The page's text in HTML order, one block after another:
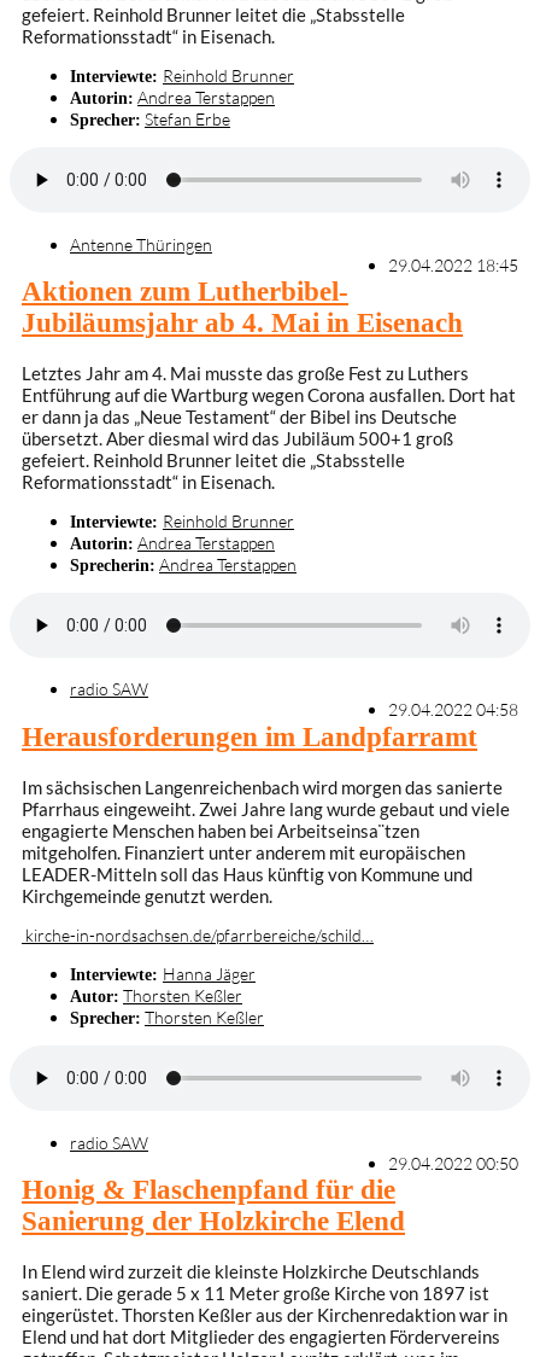
gefeiert. Reinhold Brunner leitet die „Stabsstelle
Reformationsstadt“ in Eisenach.
Interviewte: Reinhold Brunner
Autorin: Andrea Terstappen
Sprecher: Stefan Erbe
Antenne Thüringen
29.04.2022 18:45
Aktionen zum Lutherbibel-
Jubiläumsjahr ab 4. Mai in Eisenach
Letztes Jahr am 4. Mai musste das große Fest zu Luthers
Entführung auf die Wartburg wegen Corona ausfallen. Dort hat
er dann ja das „Neue Testament“ der Bibel ins Deutsche
übersetzt. Aber diesmal wird das Jubiläum 500+1 groß
gefeiert. Reinhold Brunner leitet die „Stabsstelle
Reformationsstadt“ in Eisenach.
Interviewte: Reinhold Brunner
Autorin: Andrea Terstappen
Sprecherin: Andrea Terstappen
radio SAW
29.04.2022 04:58
Herausforderungen im Landpfarramt
Im sächsischen Langenreichenbach wird morgen das sanierte
Pfarrhaus eingeweiht. Zwei Jahre lang wurde gebaut und viele
engagierte Menschen haben bei Arbeitseinsa¨tzen
mitgeholfen. Finanziert unter anderem mit europäischen
LEADER-Mitteln soll das Haus künftig von Kommune und
Kirchgemeinde genutzt werden.
kirche-in-nordsachsen.de/pfarrbereiche/schild…
Interviewte: Hanna Jäger
Autor: Thorsten Keßler
Sprecher: Thorsten Keßler
radio SAW
29.04.2022 00:50
Honig & Flaschenpfand für die
Sanierung der Holzkirche Elend
In Elend wird zurzeit die kleinste Holzkirche Deutschlands
saniert. Die gerade 5 x 11 Meter große Kirche von 1897 ist
eingerüstet. Thorsten Keßler aus der Kirchenredaktion war in
Elend und hat dort Mitglieder des engagierten Fördervereins